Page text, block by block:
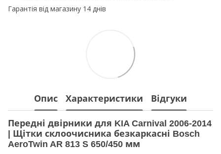
Гарантія від магазину 14 днів
Опис Характеристики Відгуки
Передні двірники для KIA Carnival 2006-2014
| Щітки склоочисника безкаркасні Bosch
AeroTwin AR 813 S 650/450 мм